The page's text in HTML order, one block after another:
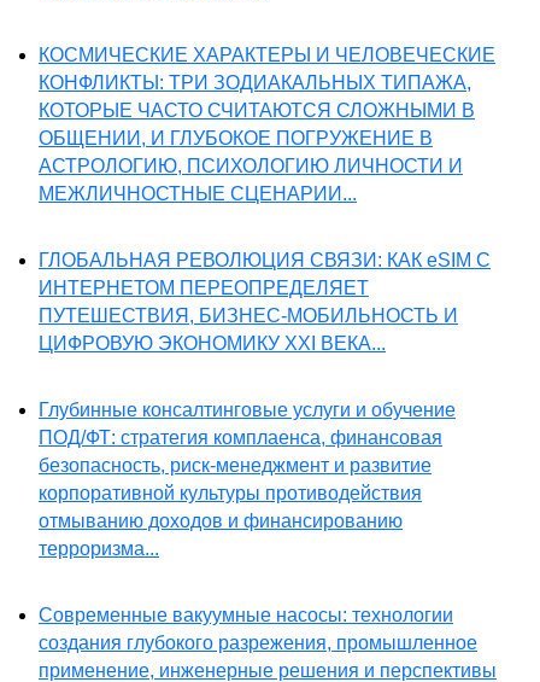
КОСМИЧЕСКИЕ ХАРАКТЕРЫ И ЧЕЛОВЕЧЕСКИЕ
КОНФЛИКТЫ: ТРИ ЗОДИАКАЛЬНЫХ ТИПАЖА,
КОТОРЫЕ ЧАСТО СЧИТАЮТСЯ СЛОЖНЫМИ В
ОБЩЕНИИ, И ГЛУБОКОЕ ПОГРУЖЕНИЕ В
АСТРОЛОГИЮ, ПСИХОЛОГИЮ ЛИЧНОСТИ И
МЕЖЛИЧНОСТНЫЕ СЦЕНАРИИ...
ГЛОБАЛЬНАЯ РЕВОЛЮЦИЯ СВЯЗИ: КАК eSIM С
ИНТЕРНЕТОМ ПЕРЕОПРЕДЕЛЯЕТ
ПУТЕШЕСТВИЯ, БИЗНЕС-МОБИЛЬНОСТЬ И
ЦИФРОВУЮ ЭКОНОМИКУ XXI ВЕКА...
Глубинные консалтинговые услуги и обучение
ПОД/ФТ: стратегия комплаенса, финансовая
безопасность, риск-менеджмент и развитие
корпоративной культуры противодействия
отмыванию доходов и финансированию
терроризма...
Современные вакуумные насосы: технологии
создания глубокого разрежения, промышленное
применение, инженерные решения и перспективы